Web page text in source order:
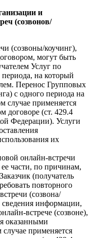
и
(созвонов/
(созвоны/коучинг),
могут быть
Услуг по
периода, на который
Перенос Групповых
с одного периода на
случае применяется
договоре (ст. 429.4
Федерации). Услуги
их
онлайн-встречи
части, по причинам,
(получатель
повторного
(созвона/
сведения информации,
встрече (созвоне),
оказанными
применяется